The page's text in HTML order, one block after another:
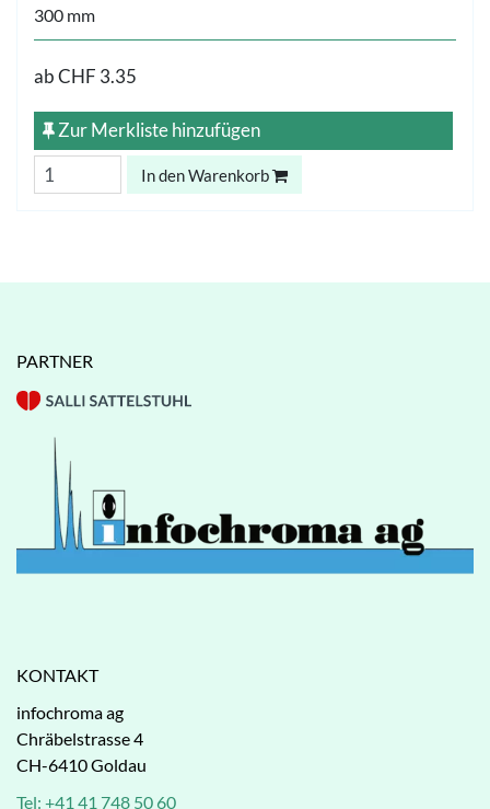
300 mm
abCHF 3.35
Zur Merkliste hinzufügen
In den Warenkorb
PARTNER
KONTAKT
infochroma ag
Chräbelstrasse 4
CH-6410 Goldau
Tel: +41 41 748 50 60